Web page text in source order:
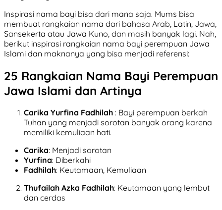
Inspirasi nama bayi bisa dari mana saja. Mums bisa
membuat rangkaian nama dari bahasa Arab, Latin, Jawa,
Sansekerta atau Jawa Kuno, dan masih banyak lagi. Nah,
berikut inspirasi rangkaian nama bayi perempuan Jawa
Islami dan maknanya yang bisa menjadi referensi:
25 Rangkaian Nama Bayi Perempuan
Jawa Islami dan Artinya
Carika Yurfina Fadhilah : Bayi perempuan berkah
Tuhan yang menjadi sorotan banyak orang karena
memiliki kemuliaan hati.
Carika: Menjadi sorotan
Yurfina: Diberkahi
Fadhilah: Keutamaan, Kemuliaan
Thufailah Azka Fadhilah: Keutamaan yang lembut
dan cerdas